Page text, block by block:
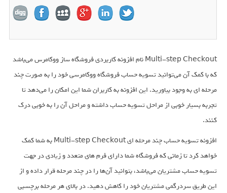
Multi-step Checkout نام افزونه کاربردی فروشگاه ساز ووکامرس می‌باشد
که با کمک آن می‌توانید تسویه حساب فروشگاه ووکامرسی خود را به صورت چند
مرحله ای به وجود بیاورید. این افزونه به کاربران شما این امکان را می‌دهد تا
تجربه بسیار خوبی از مراحل تسویه حساب داشته و مراحل آن را به خوبی درک
کنند.
افزونه تسویه حساب چند مرحله ای Multi-step Checkout به شما کمک
خواهد کرد تا زمانی که فروشگاه شما دارای فرم های متعدد و زیادی در جهت
تسویه حساب مشتریان می‌باشد، بتوانید آن‌ها را در چند مرحله قرار داده و از
این طریق سردرگمی مشتریان خود را کاهش دهید. در بالای هر مرحله برچسبی